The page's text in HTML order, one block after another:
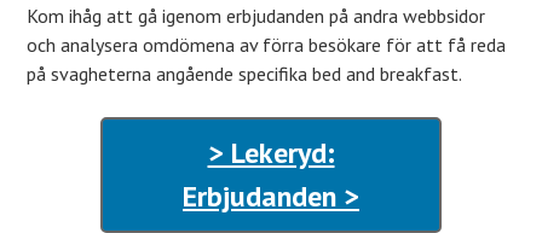
Kom ihåg att gå igenom erbjudanden på andra webbsidor
och analysera omdömena av förra besökare för att få reda
på svagheterna angående specifika bed and breakfast.
> Lekeryd:
Erbjudanden >